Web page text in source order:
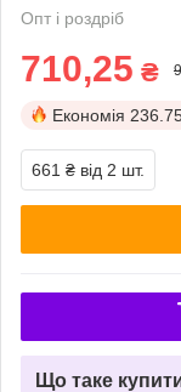
Опт і роздріб
710,25 ₴
Економія
661 ₴ від 2 шт.
Що таке